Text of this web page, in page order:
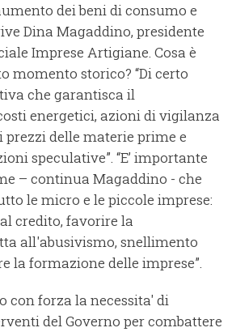
dei beni di consumo e
Dina Magaddino, presidente
Imprese Artigiane. Cosa è
momento storico? “Di certo
che garantisca il
energetici, azioni di vigilanza
delle materie prime e
speculative”. “E’ importante
– continua Magaddino - che
le micro e le piccole imprese:
credito, favorire la
all'abusivismo, snellimento
la formazione delle imprese”.
con forza la necessita' di
del Governo per combattere